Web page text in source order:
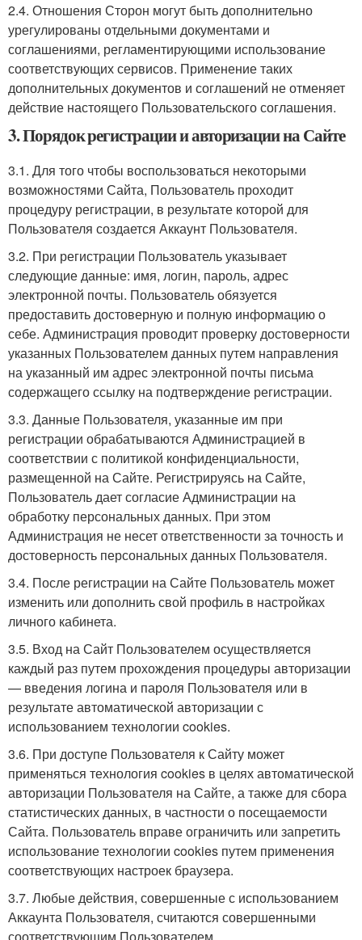
2.4. Отношения Сторон могут быть дополнительно
урегулированы отдельными документами и
соглашениями, регламентирующими использование
соответствующих сервисов. Применение таких
дополнительных документов и соглашений не отменяет
действие настоящего Пользовательского соглашения.
3. Порядок регистрации и авторизации на Сайте
3.1. Для того чтобы воспользоваться некоторыми
возможностями Сайта, Пользователь проходит
процедуру регистрации, в результате которой для
Пользователя создается Аккаунт Пользователя.
3.2. При регистрации Пользователь указывает
следующие данные: имя, логин, пароль, адрес
электронной почты. Пользователь обязуется
предоставить достоверную и полную информацию о
себе. Администрация проводит проверку достоверности
указанных Пользователем данных путем направления
на указанный им адрес электронной почты письма
содержащего ссылку на подтверждение регистрации.
3.3. Данные Пользователя, указанные им при
регистрации обрабатываются Администрацией в
соответствии с политикой конфиденциальности,
размещенной на Сайте. Регистрируясь на Сайте,
Пользователь дает согласие Администрации на
обработку персональных данных. При этом
Администрация не несет ответственности за точность и
достоверность персональных данных Пользователя.
3.4. После регистрации на Сайте Пользователь может
изменить или дополнить свой профиль в настройках
личного кабинета.
3.5. Вход на Сайт Пользователем осуществляется
каждый раз путем прохождения процедуры авторизации
— введения логина и пароля Пользователя или в
результате автоматической авторизации с
использованием технологии cookies.
3.6. При доступе Пользователя к Сайту может
применяться технология cookies в целях автоматической
авторизации Пользователя на Сайте, а также для сбора
статистических данных, в частности о посещаемости
Сайта. Пользователь вправе ограничить или запретить
использование технологии cookies путем применения
соответствующих настроек браузера.
3.7. Любые действия, совершенные с использованием
Аккаунта Пользователя, считаются совершенными